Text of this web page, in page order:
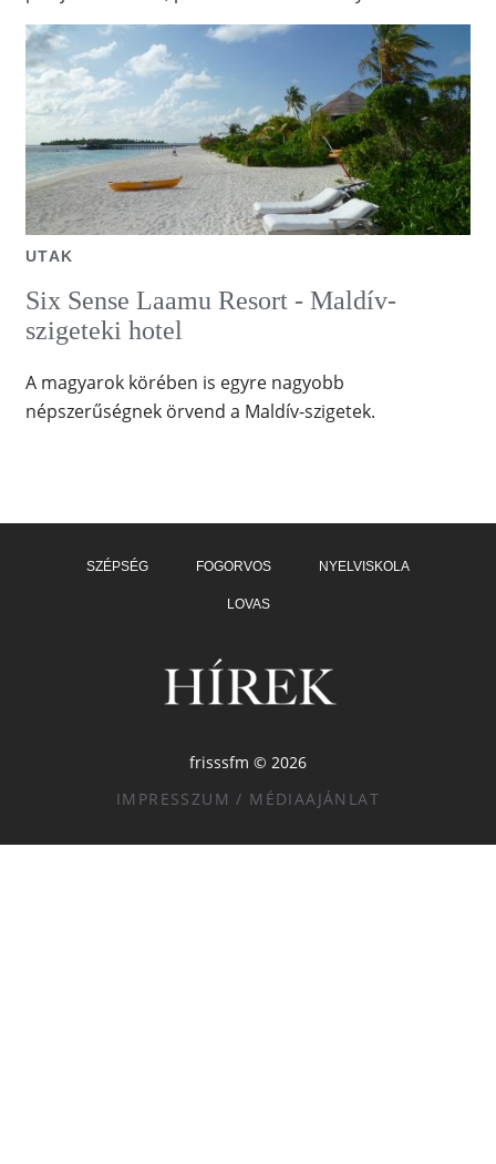
UTAK
Six Sense Laamu Resort - Maldív-
szigeteki hotel
A magyarok körében is egyre nagyobb
népszerűségnek örvend a Maldív-szigetek.
SZÉPSÉG FOGORVOS NYELVISKOLA
LOVAS
frisssfm © 2026
IMPRESSZUM / MÉDIAAJÁNLAT